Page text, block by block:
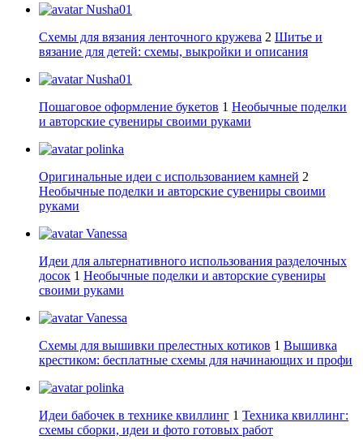
Nusha01
Схемы для вязания ленточного кружева 2 Шитье и
вязание для детей: схемы, выкройки и описания
Nusha01
Пошаговое оформление букетов 1 Необычные поделки
и авторские сувениры своими руками
polinka
Оригинальные идеи с использованием камней 2
Необычные поделки и авторские сувениры своими
руками
Vanessa
Идеи для альтернативного использования разделочных
досок 1 Необычные поделки и авторские сувениры
своими руками
Vanessa
Схемы для вышивки прелестных котиков 1 Вышивка
крестиком: бесплатные схемы для начинающих и профи
polinka
Идеи бабочек в технике квиллинг 1 Техника квиллинг:
схемы сборки, идеи и фото готовых работ